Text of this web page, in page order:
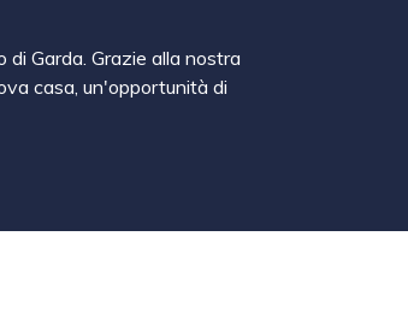
Garda. Grazie alla nostra
casa, un'opportunità di